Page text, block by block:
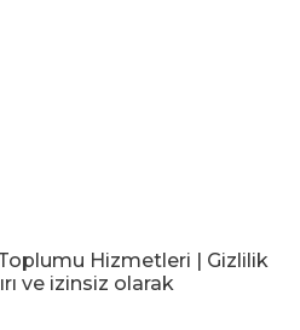
Toplumu Hizmetleri | Gizlilik
ve izinsiz olarak